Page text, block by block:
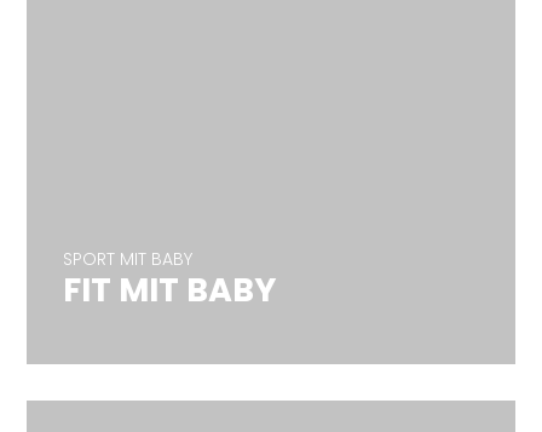
SPORT MIT BABY
FIT MIT BABY
FIT MIT BABY